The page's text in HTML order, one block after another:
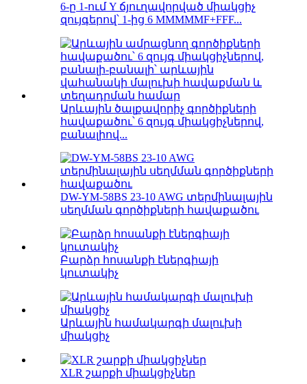
6-ը 1-ում Y ճյուղավորված միակցիչ
զույգերով՝ 1-ից 6 MMMMMF+FFF...
Արևային ծալքավորիչ գործիքների
հավաքածու՝ 6 զույգ միակցիչներով,
բանալիով...
DW-YM-58BS 23-10 AWG տերմինալային
սեղմման գործիքների հավաքածու
Բարձր հոսանքի էներգիայի
կուտակիչ
Արևային համակարգի մալուխի
միակցիչ
XLR շարքի միակցիչներ